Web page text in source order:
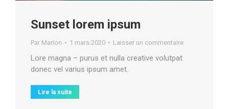
Sunset lorem ipsum
Par Marion 1 mars 2020 Laisser un commentaire
Lore magna – purus et nulla creative volutpat
donec vel varius ipsum amet.
Lire la suite